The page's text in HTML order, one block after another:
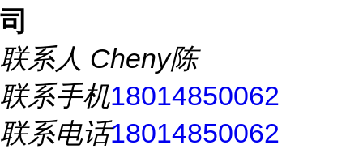
司
联系人 Cheny陈
联系手机18014850062
联系电话18014850062